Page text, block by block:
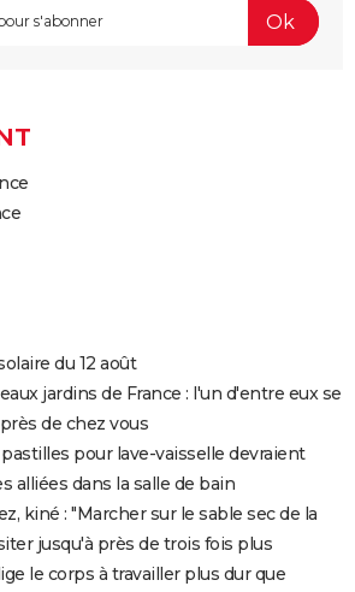
du 12 août
jardins de France : l'un d'entre eux se
de chez vous
pour lave-vaisselle devraient
alliées dans la salle de bain
kiné : "Marcher sur le sable sec de la
jusqu'à près de trois fois plus
le corps à travailler plus dur que